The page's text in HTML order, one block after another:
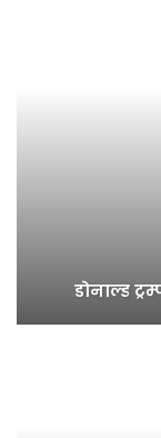
डोनाल्ड